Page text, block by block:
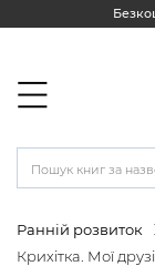
Ранній розвиток
Крихітка. Мої друзі